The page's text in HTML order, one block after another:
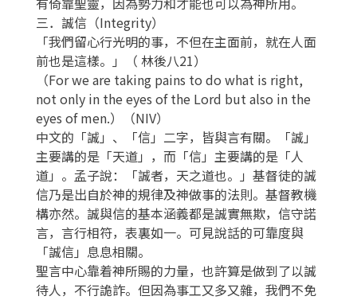
三．誠信（Integrity）
「我們留心行光明的事，不但在主面前，就在人面
前也是這樣。」（ 林後八21）
（For we are taking pains to do what is right,
not only in the eyes of the Lord but also in the
eyes of men.）（NIV）
中文的「誠」、「信」二字，皆與言有關。「誠」
主要講的是「天道」，而「信」主要講的是「人
道」。孟子說：「誠者，天之道也。」基督徒的誠
信乃是出自於神的規律及神做事的法則。基督教機
構亦然。誠與信的基本涵義都是誠實無欺，信守諾
言，言行相符，表裏如一。可見說話的可靠度與
「誠信」息息相關。
聖言中心靠着神所賜的力量，也許算是做到了以誠
待人，不行詭詐。但因為事工又多又雜，我們不免